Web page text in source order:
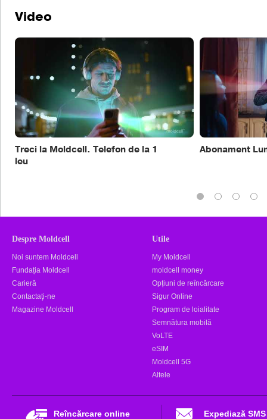
Video
Treci la Moldcell. Telefon de la 1
leu
Abonament
Despre Moldcell
Noi suntem Moldcell
Fundația Moldcell
Carieră
Contactaţi-ne
Magazine Moldcell
Utile
My Moldcell
moldcell money
Opțiuni de reîncărcare
Sigur Online
Program de loialitate
Semnătura mobilă
VoLTE
eSIM
Moldcell 5G
Altele
Reîncărcare online Expediază SMS